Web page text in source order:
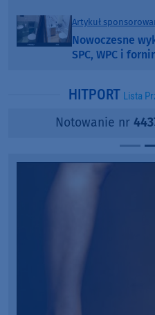
Artykuł
Nowoczesne
SPC, WPC i
HITPORT Lista
Notowanie nr